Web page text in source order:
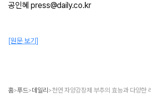
공인혜 press@daily.co.kr
[원문 보기]
홈>푸드>데일리 >천연 자양강장제 부추의 효능과 다양한